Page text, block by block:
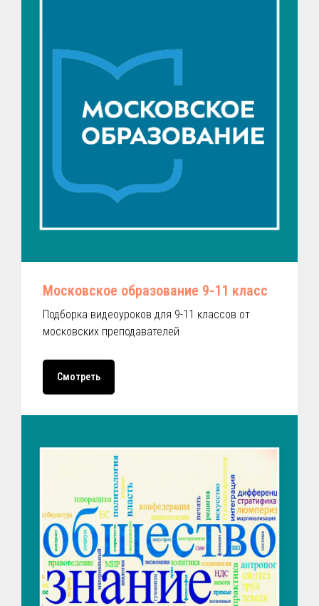
Московское образование 9-11 класс
Подборка видеоуроков для 9-11 классов от
московских преподавателей
Смотреть